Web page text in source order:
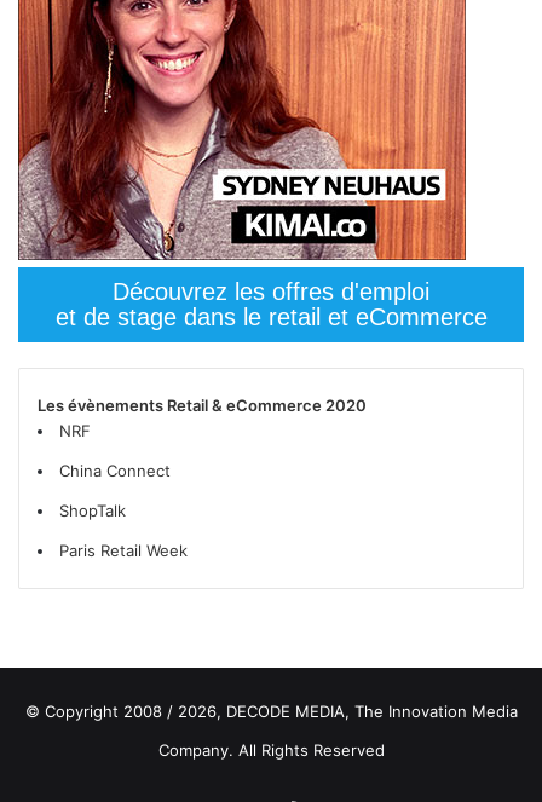
Découvrez les offres d'emploi
et de stage dans le retail et eCommerce
Les évènements Retail & eCommerce 2020
NRF
China Connect
ShopTalk
Paris Retail Week
© Copyright 2008 / 2026, DECODE MEDIA, The Innovation Media
Company. All Rights Reserved